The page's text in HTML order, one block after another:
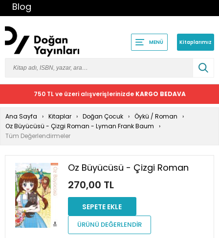
Blog
MENÜ Kitaplarımız
750 TL ve üzeri alışverişlerinizde KARGO BEDAVA
Ana Sayfa Kitaplar Doğan Çocuk
Öykü / Roman
Oz Büyücüsü - Çizgi Roman - Lyman Frank Baum
Tüm Değerlendirmeler
Oz Büyücüsü - Çizgi Roman
270,00 TL
SEPETE EKLE
ÜRÜNÜ DEĞERLENDİR